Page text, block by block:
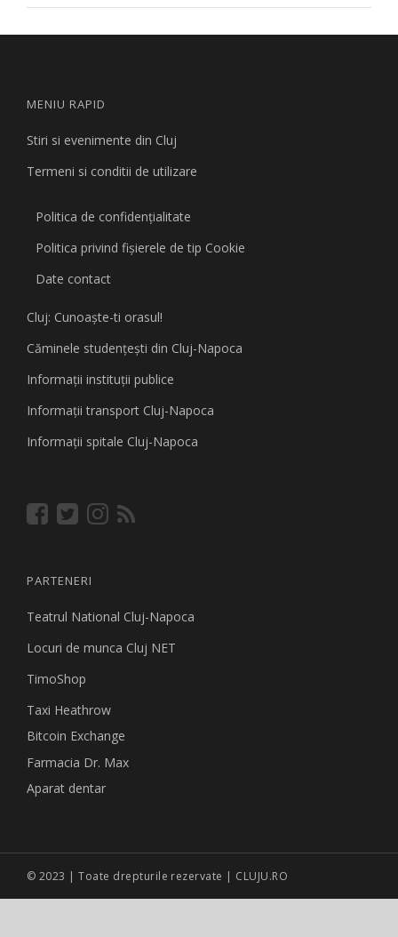
MENIU RAPID
Stiri si evenimente din Cluj
Termeni si conditii de utilizare
Politica de confidențialitate
Politica privind fişierele de tip Cookie
Date contact
Cluj: Cunoaşte-ti orasul!
Căminele studenţeşti din Cluj-Napoca
Informaţii instituţii publice
Informaţii transport Cluj-Napoca
Informaţii spitale Cluj-Napoca
PARTENERI
Teatrul National Cluj-Napoca
Locuri de munca Cluj NET
TimoShop
Taxi Heathrow
Bitcoin Exchange
Farmacia Dr. Max
Aparat dentar
© 2023 | Toate drepturile rezervate | CLUJU.RO